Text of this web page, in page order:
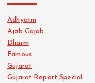
Adhyatm
Ajab Gajab
Dharm
Famous
Gujarat
Gujarat Report Special